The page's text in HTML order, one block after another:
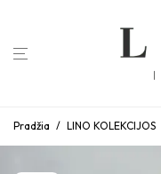
Pradžia / LINO KOLEKCIJOS